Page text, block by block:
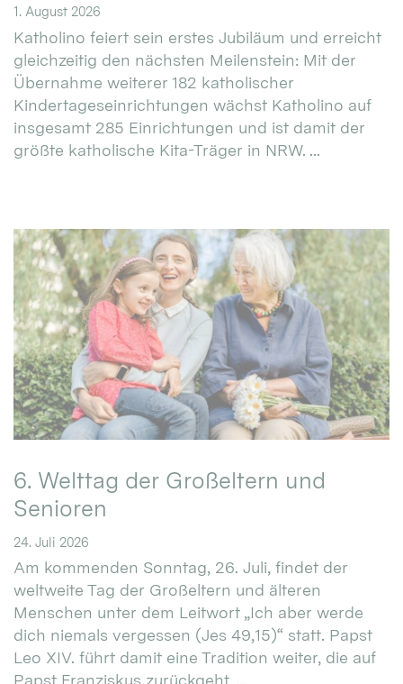
1. August 2026
Katholino feiert sein erstes Jubiläum und erreicht
gleichzeitig den nächsten Meilenstein: Mit der
Übernahme weiterer 182 katholischer
Kindertageseinrichtungen wächst Katholino auf
insgesamt 285 Einrichtungen und ist damit der
größte katholische Kita-Träger in NRW. ...
6. Welttag der Großeltern und
Senioren
24. Juli 2026
Am kommenden Sonntag, 26. Juli, findet der
weltweite Tag der Großeltern und älteren
Menschen unter dem Leitwort „Ich aber werde
dich niemals vergessen (Jes 49,15)“ statt. Papst
Leo XIV. führt damit eine Tradition weiter, die auf
Papst Franziskus zurückgeht. ...